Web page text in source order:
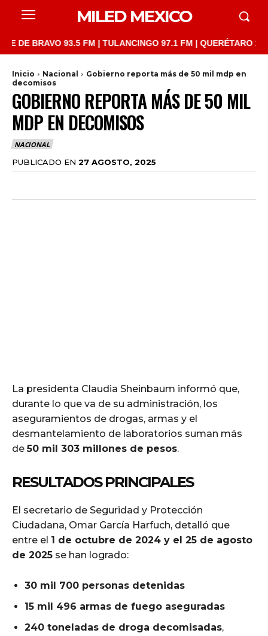
MILED MEXICO
93.5 FM | TULANCINGO 97.1 FM | QUERÉTARO 103.1
Inicio Nacional
Gobierno reporta más de 50 mil mdp en
decomisos
GOBIERNO REPORTA MÁS DE 50 MIL
MDP EN DECOMISOS
NACIONAL
PUBLICADO EN 27 AGOSTO, 2025
La presidenta Claudia Sheinbaum informó que,
durante lo que va de su administración, los
aseguramientos de drogas, armas y el
desmantelamiento de laboratorios suman más
de50 mil 303 millones de pesos.
RESULTADOS PRINCIPALES
El secretario de Seguridad y Protección
Ciudadana, Omar García Harfuch, detalló que
entre el 1 de octubre de 2024 y el 25 de agosto
de 2025 se han logrado:
30 mil 700 personas detenidas
15 mil 496 armas de fuego aseguradas
240 toneladas de droga decomisadas,